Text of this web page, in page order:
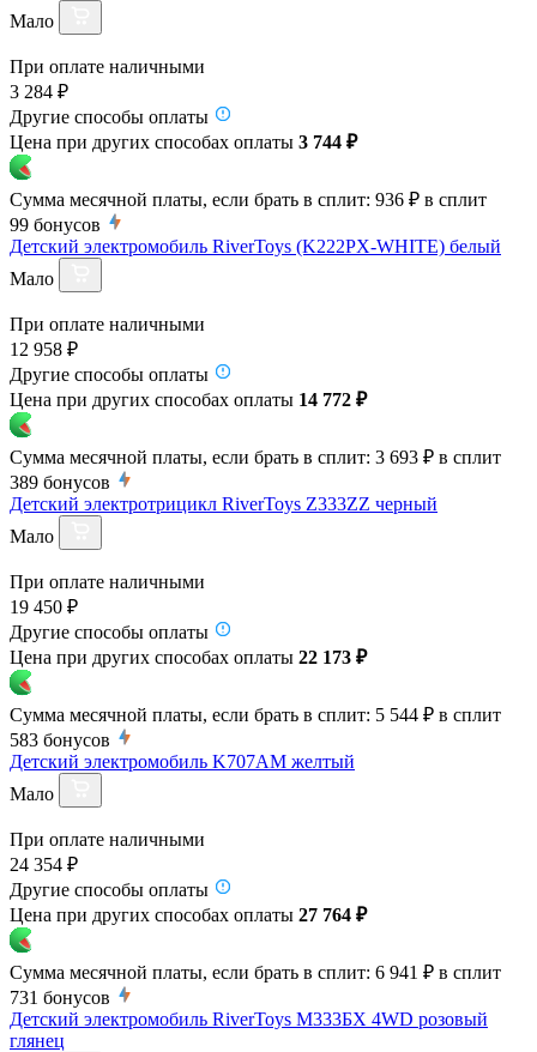
Мало
При оплате наличными
3 284 ₽
Другие способы оплаты
Цена при других способах оплаты 3 744 ₽
Сумма месячной платы, если брать в сплит: 936 ₽ в сплит
99 бонусов
Детский электромобиль RiverToys (K222PX-WHITE) белый
Мало
При оплате наличными
12 958 ₽
Другие способы оплаты
Цена при других способах оплаты 14 772 ₽
Сумма месячной платы, если брать в сплит: 3 693 ₽ в сплит
389 бонусов
Детский электротрицикл RiverToys Z333ZZ черный
Мало
При оплате наличными
19 450 ₽
Другие способы оплаты
Цена при других способах оплаты 22 173 ₽
Сумма месячной платы, если брать в сплит: 5 544 ₽ в сплит
583 бонусов
Детский электромобиль K707AM желтый
Мало
При оплате наличными
24 354 ₽
Другие способы оплаты
Цена при других способах оплаты 27 764 ₽
Сумма месячной платы, если брать в сплит: 6 941 ₽ в сплит
731 бонусов
Детский электромобиль RiverToys М333БХ 4WD розовый
глянец